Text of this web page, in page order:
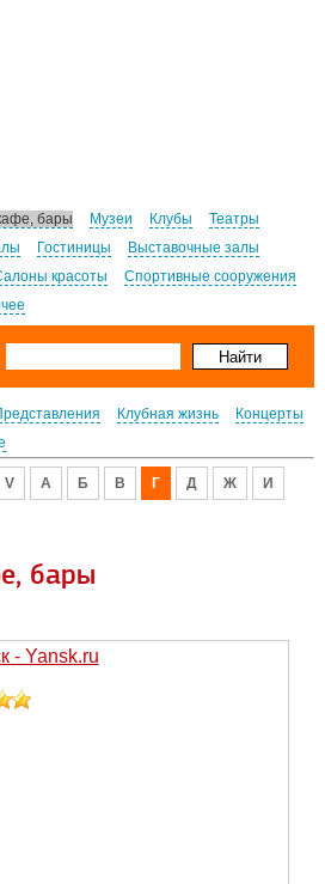
бары Музеи Клубы
Театры
Гостиницы
Выставочные залы
красоты
Спортивные сооружения
Клубная жизнь
Концерты
V А Б В Г Д Ж
И
бары